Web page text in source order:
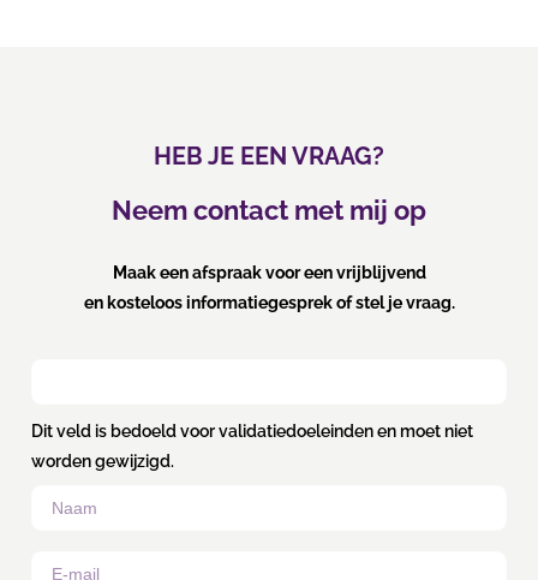
HEB JE EEN VRAAG?
Neem contact met mij op
Maak een afspraak voor een vrijblijvend
en kosteloos informatiegesprek of stel je vraag.
Dit veld is bedoeld voor validatiedoeleinden en moet niet
worden gewijzigd.